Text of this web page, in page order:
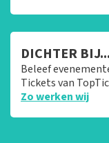
DICHTER
Beleef
Tickets van
Zo werken wij